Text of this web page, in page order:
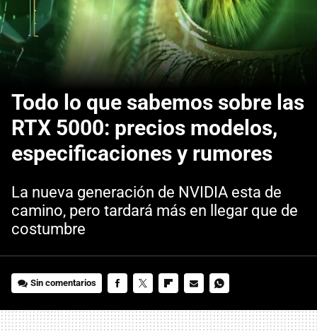
Todo lo que sabemos sobre las
RTX 5000: precios modelos,
especificaciones y rumores
La nueva generación de NVIDIA esta de
camino, pero tardará más en llegar que de
costumbre
Sin comentarios
MAIL